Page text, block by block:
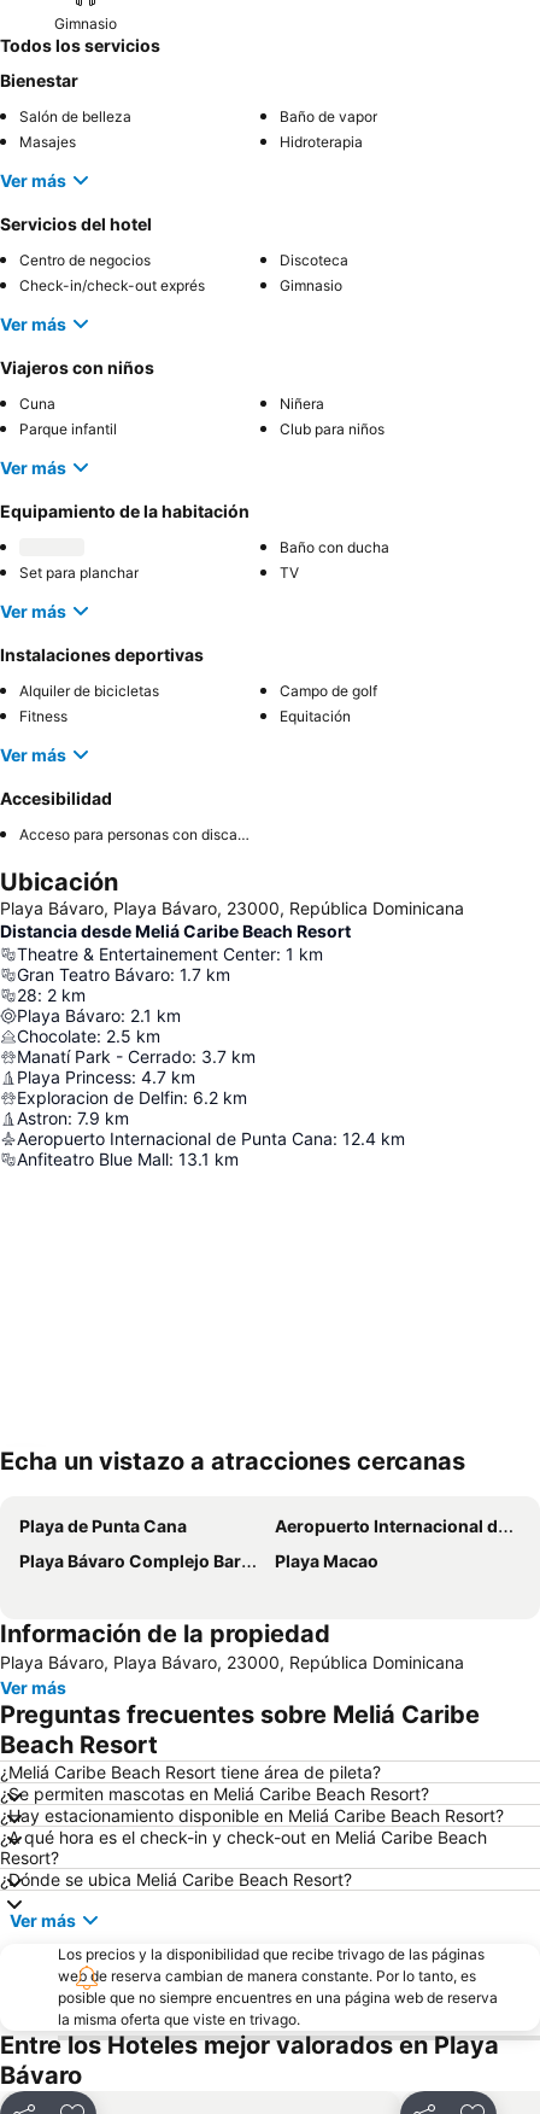
Gimnasio
Todos los servicios
Bienestar
Salón de belleza
Baño de vapor
Masajes
Hidroterapia
Ver más
Servicios del hotel
Centro de negocios
Discoteca
Check-in/check-out exprés
Gimnasio
Ver más
Viajeros con niños
Cuna
Niñera
Parque infantil
Club para niños
Ver más
Equipamiento de la habitación
Baño con ducha
Set para planchar
TV
Ver más
Instalaciones deportivas
Alquiler de bicicletas
Campo de golf
Fitness
Equitación
Ver más
Accesibilidad
Acceso para personas con discapacidad
Ubicación
Playa Bávaro, Playa Bávaro, 23000, República Dominicana
Distancia desde Meliá Caribe Beach Resort
Theatre & Entertainement Center: 1 km
Gran Teatro Bávaro: 1.7 km
28: 2 km
Playa Bávaro: 2.1 km
Chocolate: 2.5 km
Manatí Park - Cerrado: 3.7 km
Playa Princess: 4.7 km
Exploracion de Delfin: 6.2 km
Astron: 7.9 km
Aeropuerto Internacional de Punta Cana: 12.4 km
Anfiteatro Blue Mall: 13.1 km
Echa un vistazo a atracciones cercanas
Playa de Punta Cana
Aeropuerto Internacional de Punta Cana
Playa Bávaro Complejo Barceló Bávaro
Playa Macao
Información de la propiedad
Playa Bávaro, Playa Bávaro, 23000, República Dominicana
Ver más
Preguntas frecuentes sobre Meliá Caribe
Beach Resort
¿Meliá Caribe Beach Resort tiene área de pileta?
¿Se permiten mascotas en Meliá Caribe Beach Resort?
¿Hay estacionamiento disponible en Meliá Caribe Beach Resort?
¿A qué hora es el check-in y check-out en Meliá Caribe Beach
Resort?
¿Dónde se ubica Meliá Caribe Beach Resort?
Ver más
Los precios y la disponibilidad que recibe trivago de las páginas
web de reserva cambian de manera constante. Por lo tanto, es
posible que no siempre encuentres en una página web de reserva
la misma oferta que viste en trivago.
Entre los Hoteles mejor valorados en Playa
Bávaro